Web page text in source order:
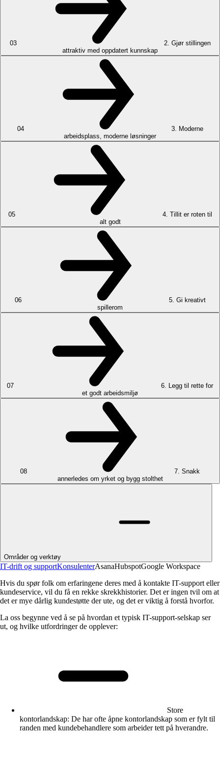
03
2. Gjør stillingen
attraktiv med oppdatert kunnskap
04
3. Moderne
arbeidsplass, moderne løsninger
05
4. Tillit er roten til
alt godt
06
5. Gi kreativt
spillerom
07
6. Legg til rette for
et godt arbeidsmiljø
08
7. Snakk
annerledes om yrket og bygg stolthet
Områder og verktøy
IT-drift og supportKonsulenterAsanaHubspotGoogle Workspace
Hvis du spør folk om erfaringene deres med å kontakte IT-support eller
kundeservice, vil du få en rekke skrekkhistorier. Det er ingen tvil om at
det er mye dårlig kundestøtte der ute, og det er viktig å forstå hvorfor.
La oss begynne ved å se på hvordan et typisk IT-support-selskap ser
ut, og hvilke utfordringer de opplever:
Store
kontorlandskap: De har ofte åpne kontorlandskap som er fylt til
randen med kundebehandlere som arbeider tett på hverandre.